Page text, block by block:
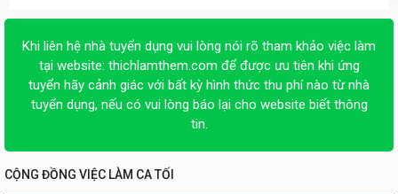
Khi liên hệ nhà tuyển dụng vui lòng nói rõ tham khảo việc làm
tại website: thichlamthem.com để được ưu tiên khi ứng
tuyển hãy cảnh giác với bất kỳ hình thức thu phí nào từ nhà
tuyển dụng, nếu có vui lòng báo lại cho website biết thông
tin.
CỘNG ĐỒNG VIỆC LÀM CA TỐI